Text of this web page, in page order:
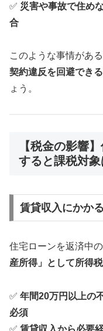
✅ 災害や事故で住め
合
このような事情がある
契約違反を回避でき
ょう。
【税金の影響
すると課税対
賃貸収入にかか
住宅ローンを返済中
産所得」として所得
✅ 年間20万円以上の
必須
✅ 賃貸収入から必要